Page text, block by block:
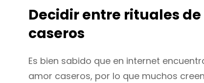
Decidir entre rituales
caseros
Es bien sabido que en internet
amor caseros, por lo que muchos